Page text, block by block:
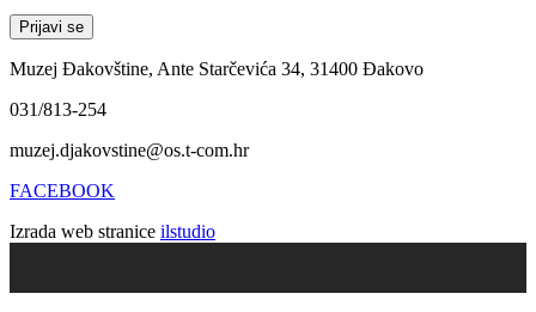
Muzej Đakovštine, Ante Starčevića 34, 31400 Đakovo
031/813-254
muzej.djakovstine@os.t-com.hr
FACEBOOK
Izrada web stranice ilstudio